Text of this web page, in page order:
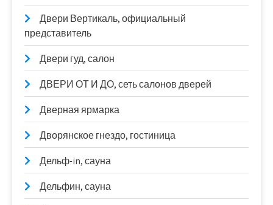
Двери Вертикаль, официальный
представитель
Двери гуд, салон
ДВЕРИ ОТ И ДО, сеть салонов дверей
Дверная ярмарка
Дворянское гнездо, гостиница
Дельф-in, сауна
Дельфин, сауна